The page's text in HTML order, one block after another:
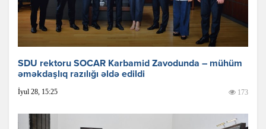
SDU rektoru SOCAR Karbamid Zavodunda – mühüm
əməkdaşlıq razılığı əldə edildi
İyul 28, 15:25 173